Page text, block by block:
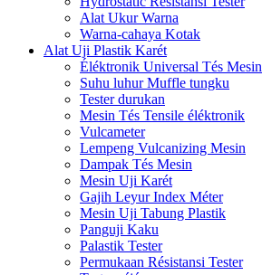
Alat Ukur Warna
Warna-cahaya Kotak
Alat Uji Plastik Karét
Éléktronik Universal Tés Mesin
Suhu luhur Muffle tungku
Tester durukan
Mesin Tés Tensile éléktronik
Vulcameter
Lempeng Vulcanizing Mesin
Dampak Tés Mesin
Mesin Uji Karét
Gajih Leyur Index Méter
Mesin Uji Tabung Plastik
Panguji Kaku
Palastik Tester
Permukaan Résistansi Tester